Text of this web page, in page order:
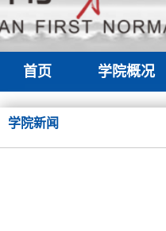
首页 学院概况
学院新闻